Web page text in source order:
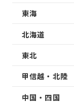
東海
北海道
東北
甲信越・北陸
中国・四国